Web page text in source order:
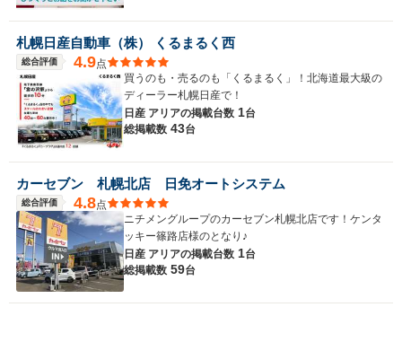
札幌日産自動車（株） くるまるく西
総合評価 4.9点
買うのも・売るのも「くるまるく」！北海道最大級の
ディーラー札幌日産で！
日産 アリアの掲載台数 1台
総掲載数 43台
カーセブン 札幌北店 日免オートシステム
総合評価 4.8点
ニチメングループのカーセブン札幌北店です！ケンタ
ッキー篠路店様のとなり♪
日産 アリアの掲載台数 1台
総掲載数 59台